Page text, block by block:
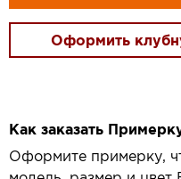
Оформить
Как заказать
Оформите примерку,